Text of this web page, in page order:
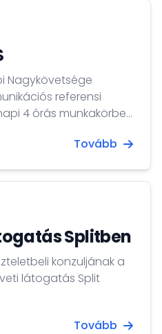
Nagykövetsége
referensi
4 órás munkakörbe
Tovább
Splitben
konzuljának a
látogatás Split
Tovább